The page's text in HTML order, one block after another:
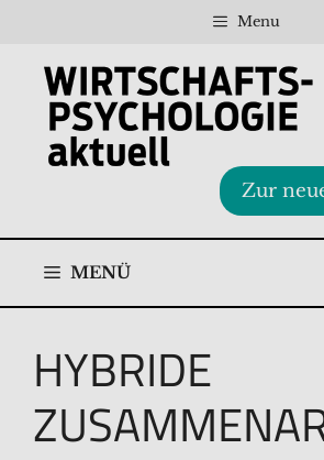
springen
Menu
Zur
MENÜ
HYBRIDE